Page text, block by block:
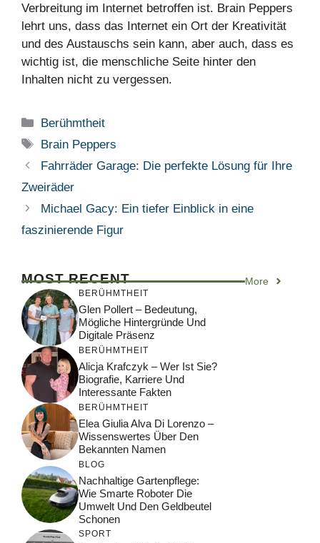
Verbreitung im Internet betroffen ist. Brain Peppers
lehrt uns, dass das Internet ein Ort der Kreativität
und des Austauschs sein kann, aber auch, dass es
wichtig ist, die menschliche Seite hinter den
Inhalten nicht zu vergessen.
Categories
Berühmtheit
Tags
Brain Peppers
Fahrräder Garage: Die perfekte Lösung für Ihre
Zweiräder
Michael Gacy: Ein tiefer Einblick in eine
faszinierende Figur
MOST RECENT More
BERÜHMTHEIT
Glen Pollert – Bedeutung,
Mögliche Hintergründe Und
Digitale Präsenz
BERÜHMTHEIT
Alicja Krafczyk – Wer Ist Sie?
Biografie, Karriere Und
Interessante Fakten
BERÜHMTHEIT
Elea Giulia Alva Di Lorenzo –
Wissenswertes Über Den
Bekannten Namen
BLOG
Nachhaltige Gartenpflege:
Wie Smarte Roboter Die
Umwelt Und Den Geldbeutel
Schonen
SPORT